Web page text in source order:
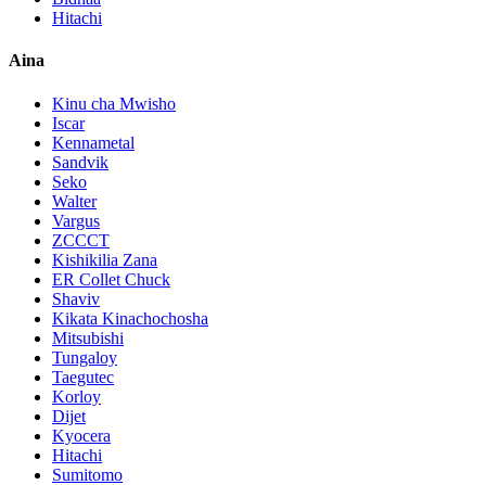
Hitachi
Aina
Kinu cha Mwisho
Iscar
Kennametal
Sandvik
Seko
Walter
Vargus
ZCCCT
Kishikilia Zana
ER Collet Chuck
Shaviv
Kikata Kinachochosha
Mitsubishi
Tungaloy
Taegutec
Korloy
Dijet
Kyocera
Hitachi
Sumitomo